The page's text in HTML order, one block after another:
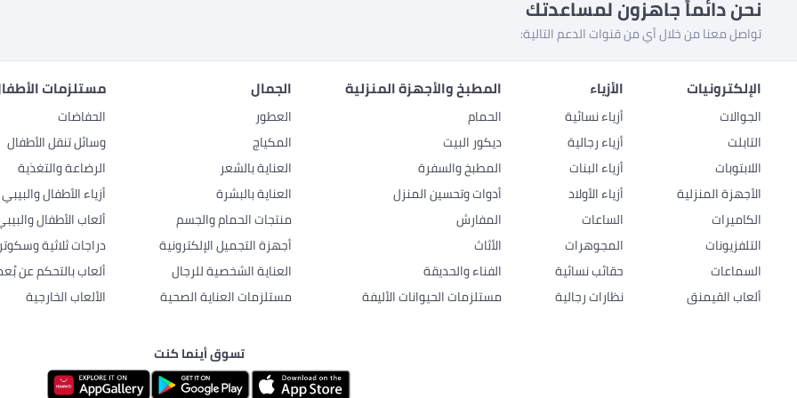
نحن دائماً جاهزون لمساعدتك
تواصل معنا من خلال أي من قنوات الدعم التالية:
الإلكترونيات
الجوالات
التابلت
اللابتوبات
الأجهزة المنزلية
الكاميرات
التلفزيونات
السماعات
ألعاب القيمنق
الأزياء
أزياء نسائية
أزياء رجالية
أزياء البنات
أزياء الأولاد
الساعات
المجوهرات
حقائب نسائية
نظارات رجالية
المطبخ والأجهزة المنزلية
الحمام
ديكور البيت
المطبخ والسفرة
أدوات وتحسين المنزل
المفارش
الأثاث
الفناء والحديقة
مستلزمات الحيوانات الأليفة
الجمال
العطور
المكياج
العناية بالشعر
العناية بالبشرة
منتجات الحمام والجسم
أجهزة التجميل الإلكترونية
العناية الشخصية للرجال
مستلزمات العناية الصحية
مستلزمات
الحفاضات
وسائل تنقل الأطفال
الرضاعة والتغذية
أزياء الأطفال والبيبي
ألعاب الأطفال
دراجات ثلاثية
ألعاب بالتحكم عن
الألعاب الخارجية
تسوق أينما كنت